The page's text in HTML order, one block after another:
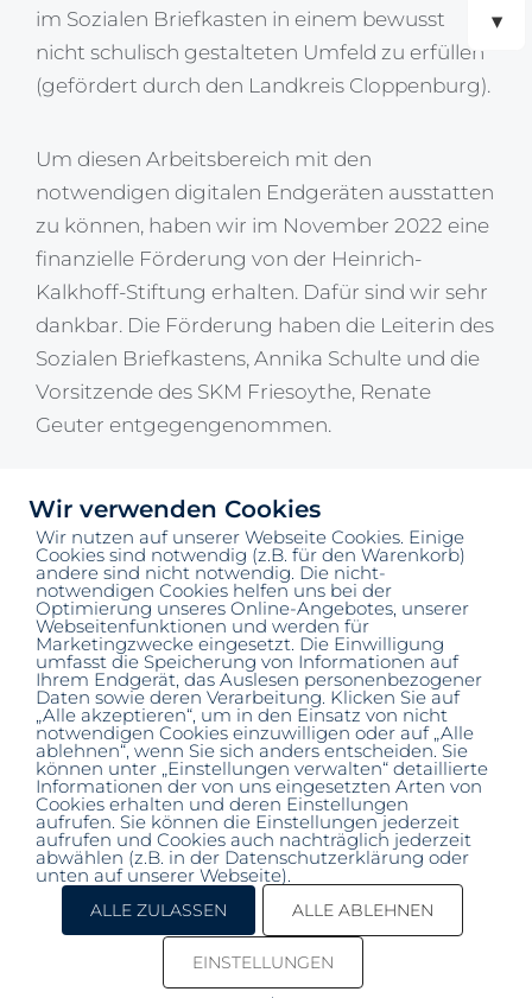
im Sozialen Briefkasten in einem bewusst
nicht schulisch gestalteten Umfeld zu erfüllen
(gefördert durch den Landkreis Cloppenburg).
Um diesen Arbeitsbereich mit den
notwendigen digitalen Endgeräten ausstatten
zu können, haben wir im November 2022 eine
finanzielle Förderung von der Heinrich-
Kalkhoff-Stiftung erhalten. Dafür sind wir sehr
dankbar. Die Förderung haben die Leiterin des
Sozialen Briefkastens, Annika Schulte und die
Vorsitzende des SKM Friesoythe, Renate
Geuter entgegengenommen.
▲▲
COPYRIGHT © 2025 – SOZIALER BRIEFKASTEN
FRIESOYTHE | DESIGNED BYDIGELITE
BARRIEREFREIHEIT
▼
Wir verwenden Cookies
Wir nutzen auf unserer Webseite Cookies. Einige
Cookies sind notwendig (z.B. für den Warenkorb)
andere sind nicht notwendig. Die nicht-
notwendigen Cookies helfen uns bei der
Optimierung unseres Online-Angebotes, unserer
Webseitenfunktionen und werden für
Marketingzwecke eingesetzt. Die Einwilligung
umfasst die Speicherung von Informationen auf
Ihrem Endgerät, das Auslesen personenbezogener
Daten sowie deren Verarbeitung. Klicken Sie auf
„Alle akzeptieren“, um in den Einsatz von nicht
notwendigen Cookies einzuwilligen oder auf „Alle
ablehnen“, wenn Sie sich anders entscheiden. Sie
können unter „Einstellungen verwalten“ detaillierte
Informationen der von uns eingesetzten Arten von
Cookies erhalten und deren Einstellungen
aufrufen. Sie können die Einstellungen jederzeit
aufrufen und Cookies auch nachträglich jederzeit
abwählen (z.B. in der Datenschutzerklärung oder
unten auf unserer Webseite).
ALLE ZULASSEN ALLE ABLEHNEN
EINSTELLUNGEN